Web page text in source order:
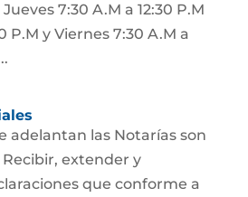
7:30 A.M a 12:30 P.M
P.M y Viernes 7:30 A.M a
adelantan las Notarías son
Recibir, extender y
que conforme a